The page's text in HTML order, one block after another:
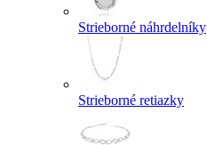
Strieborné náhrdelníky
Strieborné retiazky